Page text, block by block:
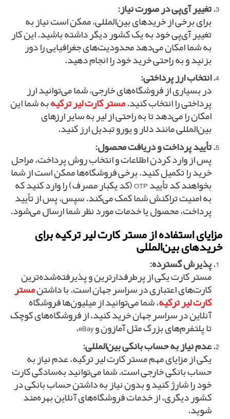
تغییر آی‌پی در صورت نیاز:
برای برخی از خریدهای بین‌المللی، ممکن است نیاز به
تغییر آی‌پی خود به یک کشور دیگر داشته باشید. این کار
به شما امکان می‌دهد محدودیت‌های جغرافیایی را دور
بزنید و به راحتی خرید خود را انجام دهید.
انتخاب ارز پرداختی:
در بسیاری از فروشگاه‌های خارجی، شما می‌توانید ارز
پرداختی را انتخاب کنید.مستر کارت لیر ترکیهبه شما این
امکان را می‌دهد تا به راحتی از لیر به سایر ارزهای
بین‌المللی مانند دلار و یورو تبدیل ارز کنید.
تأیید پرداخت و دریافت محصول:
پس از وارد کردن اطلاعات و انتخاب روش پرداخت، مراحل
خرید را تکمیل کنید. برخی فروشگاه‌ها ممکن است از شما
بخواهند کد تأیید OTP (کد یکبار مصرف) را وارد کنید که
به امنیت تراکنش شما کمک می‌کند. سپس، پس از تأیید
پرداخت، محصول یا خدمات مورد نظر شما ارسال می‌شود.
مزایای استفاده از مستر کارت لیر ترکیه برای
خریدهای بین‌المللی
پذیرش گسترده:
مستر کارت یکی از پرطرفدارترین و پذیرفته‌شده‌ترین
کارت‌های اعتباری در سراسر جهان است. با داشتنمستر
کارت لیر ترکیه، شما می‌توانید از میلیون‌ها فروشگاه
آنلاین در سراسر جهان خرید کنید، از فروشگاه‌های کوچک
تا پلتفرم‌های بزرگ مثل آمازون و eBay.
عدم نیاز به حساب بانکی بین‌المللی:
یکی از مزایای مهم مستر کارت لیر ترکیه، عدم نیاز به
حساب بانکی خارجی است. شما می‌توانید به‌سادگی کارت
خود را شارژ کنید و بدون نیاز به داشتن حساب بانکی در
کشور دیگری، از خدمات فروشگاه‌های آنلاین بهره‌مند
شوید.